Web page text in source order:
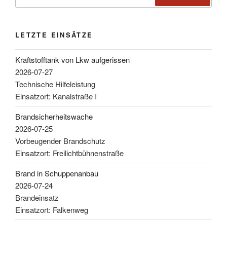
LETZTE EINSÄTZE
Kraftstofftank von Lkw aufgerissen
2026-07-27
Technische Hilfeleistung
Einsatzort: Kanalstraße I
Brandsicherheitswache
2026-07-25
Vorbeugender Brandschutz
Einsatzort: Freilichtbühnenstraße
Brand in Schuppenanbau
2026-07-24
Brandeinsatz
Einsatzort: Falkenweg